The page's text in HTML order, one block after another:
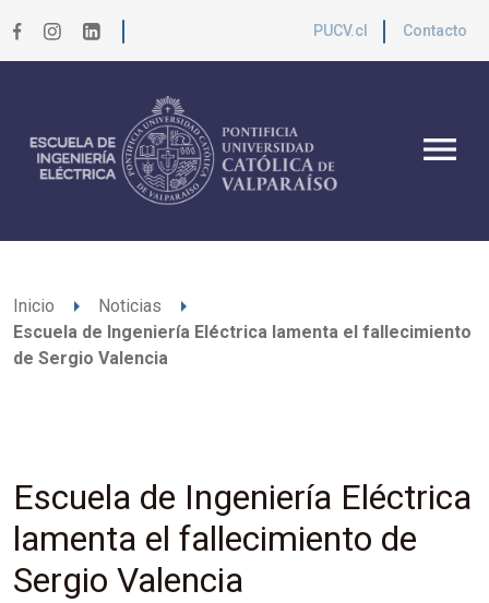
PUCV.cl Contacto
menu
Inicio arrow_right Noticias arrow_right
Escuela de Ingeniería Eléctrica lamenta el fallecimiento
de Sergio Valencia
Escuela de Ingeniería Eléctrica
lamenta el fallecimiento de
Sergio Valencia